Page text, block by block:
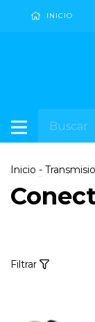
INICIO
Inicio -
Filtrar